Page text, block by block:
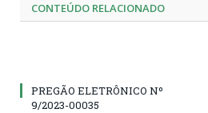
CONTEÚDO RELACIONADO
PREGÃO ELETRÔNICO Nº
9/2023-00035